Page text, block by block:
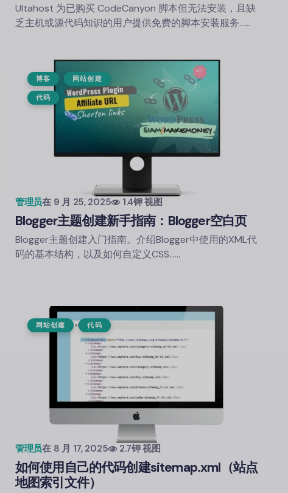
Ultahost 为已购买 CodeCanyon 脚本但无法安装，且缺
乏主机或源代码知识的用户提供免费的脚本安装服务……
博客 网站创建
代码
管理员在 9 月 25, 2025 1.4钾 视图
Blogger主题创建新手指南：Blogger空白页
Blogger主题创建入门指南。介绍Blogger中使用的XML代
码的基本结构，以及如何自定义CSS……
网站创建 代码
管理员在 8 月 17, 2025 2.7钾 视图
如何使用自己的代码创建sitemap.xml（站点
地图索引文件）